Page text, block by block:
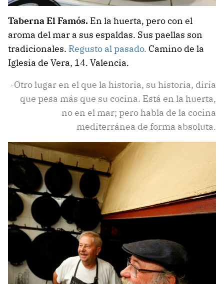
Taberna El Famós. En la huerta, pero con el
aroma del mar a sus espaldas. Sus paellas son
tradicionales. Regusto al pasado. Camino de la
Iglesia de Vera, 14. Valencia.
-Otro lugar en el que la historia, su historia, diría
que pesa más que su cocina. Está en la huerta,
no en el mar; pero habla de la cocina
mediterránea de forma absoluta.